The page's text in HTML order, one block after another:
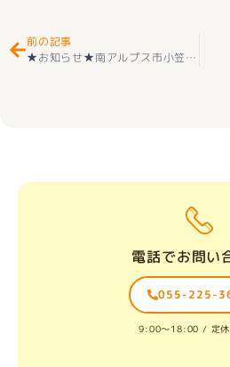
前の記事
★お知らせ★南アルプス市小笠原No.6 建売住宅『ZERO-CUBE+BOX』好評販売中
電話でお問い
055-225-
9:00〜18:00 / 定休